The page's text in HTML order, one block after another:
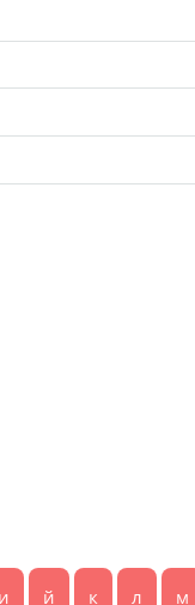
и й к л м